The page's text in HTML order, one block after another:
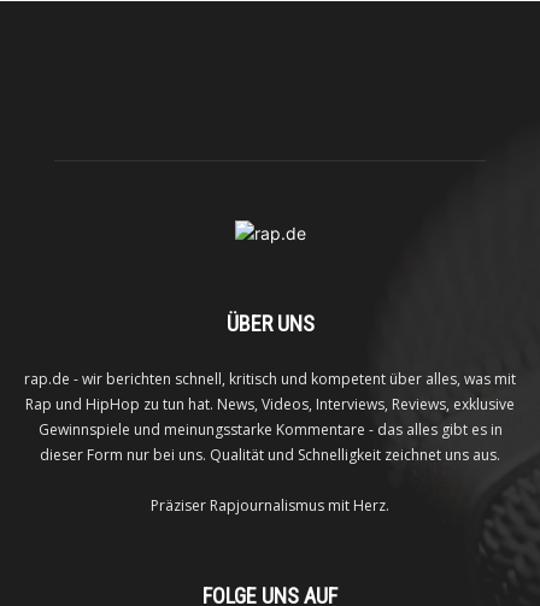
ÜBER UNS
rap.de - wir berichten schnell, kritisch und kompetent über alles, was mit
Rap und HipHop zu tun hat. News, Videos, Interviews, Reviews, exklusive
Gewinnspiele und meinungsstarke Kommentare - das alles gibt es in
dieser Form nur bei uns. Qualität und Schnelligkeit zeichnet uns aus.
Präziser Rapjournalismus mit Herz.
FOLGE UNS AUF